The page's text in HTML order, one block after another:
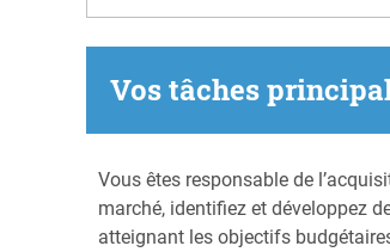
Vos tâches
Vous êtes responsable de
marché, identifiez et développez
atteignant les objectifs